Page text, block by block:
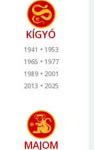
KÍGYÓ
1941
1953
1965
1977
1989
2001
2013
2025
MAJOM